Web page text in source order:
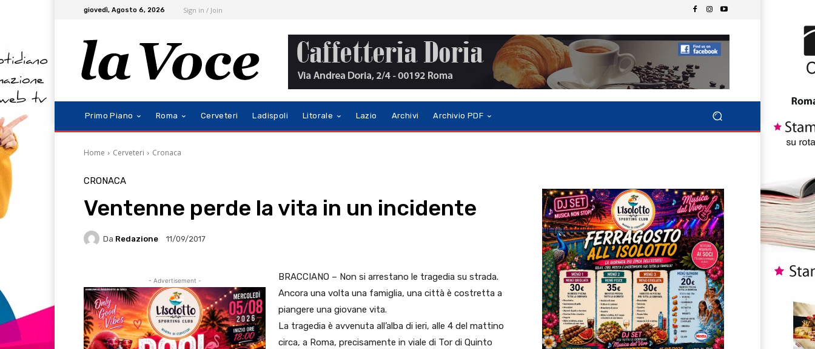
giovedì, Agosto 6, 2026 Sign in / Join
Primo Piano Roma Cerveteri Ladispoli Litorale Lazio Archivi Archivio PDF
Home Cerveteri Cronaca
CRONACA
Ventenne perde la vita in un incidente
Da Redazione 11/09/2017
- Advertisement -
BRACCIANO – Non si arrestano le tragedia su strada.
Ancora una volta una famiglia, una città è costretta a
piangere una giovane vita.
La tragedia è avvenuta all’alba di ieri, alle 4 del mattino
circa, a Roma, precisamente in viale di Tor di Quinto